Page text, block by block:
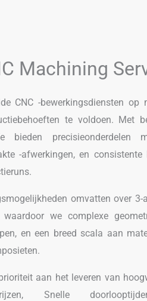
Machining
CNC -bewerkingsdiensten
te voldoen. Met
bieden precisieonderdelen
-afwerkingen, en
omvatten over 3-
waardoor we complexe
en een breed scala aan
aan het leveren van
Snelle